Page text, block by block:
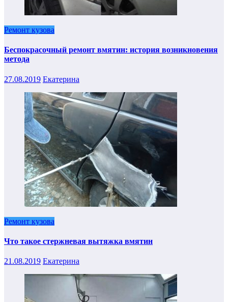
Ремонт кузова
Беспокрасочный ремонт вмятин: история возникновения
метода
27.08.2019 Екатерина
Ремонт кузова
Что такое стержневая вытяжка вмятин
21.08.2019 Екатерина